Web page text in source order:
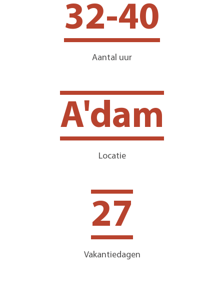
32-40
Aantal uur
A'dam
Locatie
27
Vakantiedagen